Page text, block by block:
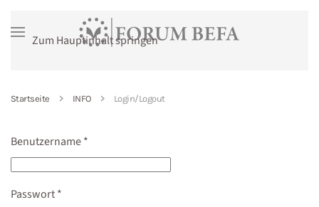
Zum Hauptinhalt springen
Startseite INFO Login/Logout
Benutzername*
Passwort*